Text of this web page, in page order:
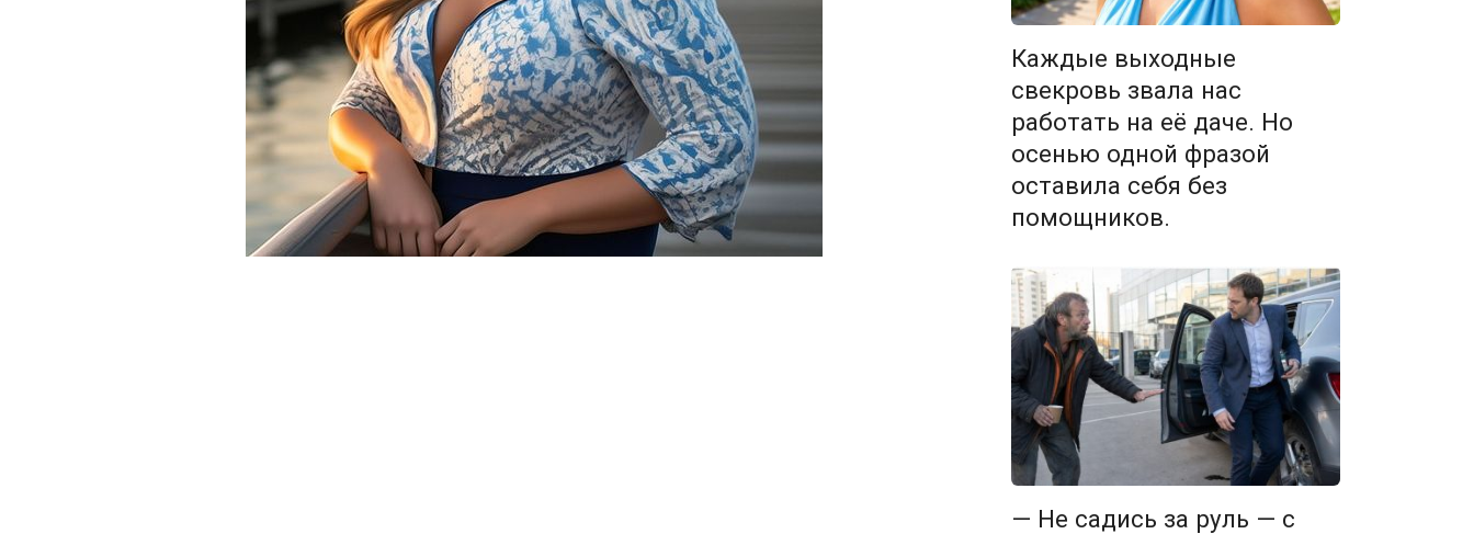
Каждые выходные
свекровь звала нас
работать на её даче. Но
осенью одной фразой
оставила себя без
помощников.
— Не садись за руль — с